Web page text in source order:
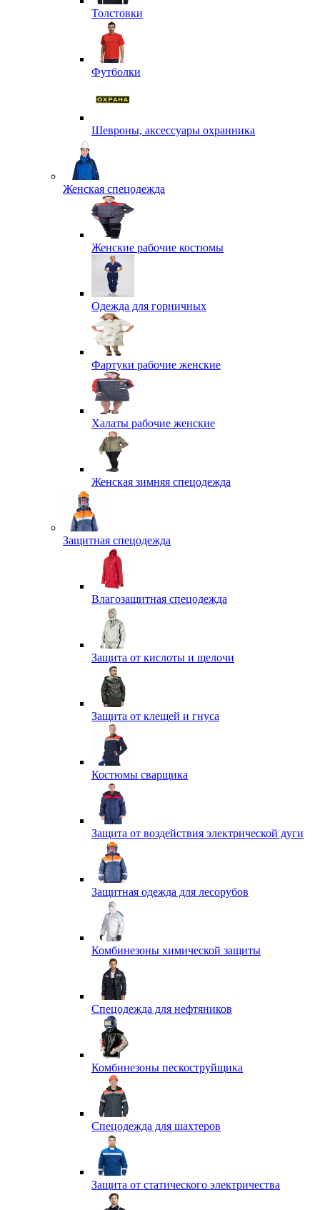
Толстовки
Футболки
Шевроны, аксессуары охранника
Женская спецодежда
Женские рабочие костюмы
Одежда для горничных
Фартуки рабочие женские
Халаты рабочие женские
Женская зимняя спецодежда
Защитная спецодежда
Влагозащитная спецодежда
Защита от кислоты и щелочи
Защита от клещей и гнуса
Костюмы сварщика
Защита от воздействия электрической дуги
Защитная одежда для лесорубов
Комбинезоны химической защиты
Спецодежда для нефтяников
Комбинезоны пескоструйщика
Спецодежда для шахтеров
Защита от статического электричества